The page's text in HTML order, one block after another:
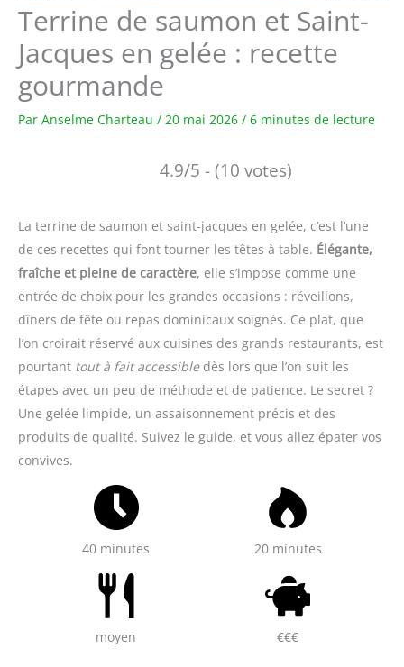
Terrine de saumon et Saint-
Jacques en gelée : recette
gourmande
Par Anselme Charteau / 20 mai 2026 / 6 minutes de lecture
4.9/5 - (10 votes)
La terrine de saumon et saint-jacques en gelée, c’est l’une
de ces recettes qui font tourner les têtes à table. Élégante,
fraîche et pleine de caractère, elle s’impose comme une
entrée de choix pour les grandes occasions : réveillons,
dîners de fête ou repas dominicaux soignés. Ce plat, que
l’on croirait réservé aux cuisines des grands restaurants, est
pourtant tout à fait accessibledès lors que l’on suit les
étapes avec un peu de méthode et de patience. Le secret ?
Une gelée limpide, un assaisonnement précis et des
produits de qualité. Suivez le guide, et vous allez épater vos
convives.
40 minutes 20 minutes
moyen €€€